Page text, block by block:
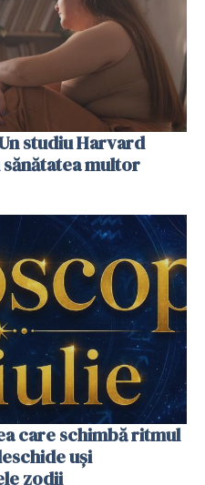
studiu Harvard
multor
care schimbă ritmul
uși
zodii